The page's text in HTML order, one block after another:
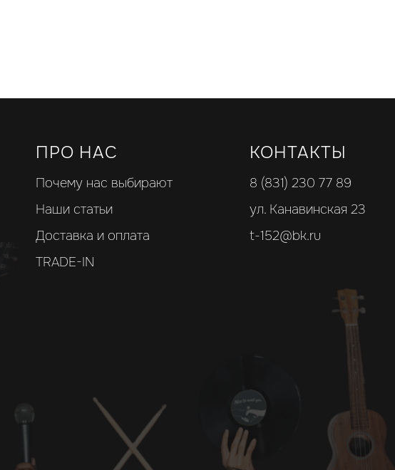
ПРО НАС
Почему нас выбирают
Наши статьи
Доставка и оплата
TRADE-IN
КОНТАКТЫ
8 (831) 230 77 89
ул. Канавинская 23
t-152@bk.ru